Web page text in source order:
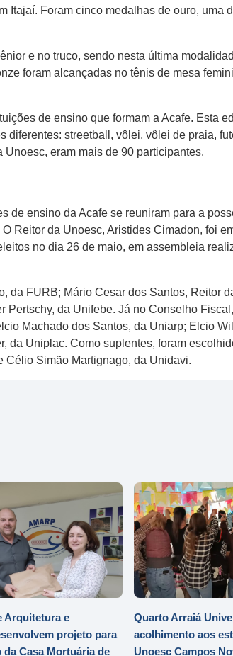
Itajaí. Foram cinco medalhas de ouro, uma
e no truco, sendo nesta última
foram alcançadas no tênis de mesa
de ensino que formam a Acafe. Esta
streetball, vôlei, vôlei de praia,
eram mais de 90 participantes.
de ensino da Acafe se reuniram para a
Reitor da Unoesc, Aristides Cimadon, foi
no dia 26 de maio, em assembleia
da FURB; Mário Cesar dos Santos, Reitor
Pertschy, da Unifebe. Já no Conselho
Machado dos Santos, da Uniarp; Elcio
da Uniplac. Como suplentes, foram
Célio Simão Martignago, da Unidavi.
Arquitetura e
projeto para
da Casa Mortuária de
Quarto Arraiá
acolhimento aos
Unoesc Campos